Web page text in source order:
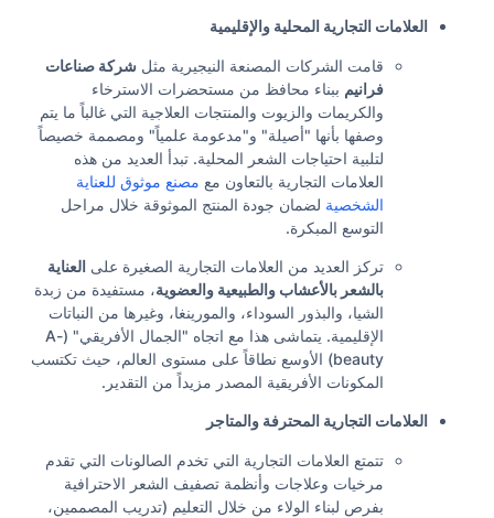
العلامات التجارية المحلية والإقليمية
قامت الشركات المصنعة النيجيرية مثل شركة صناعات
فرانيم ببناء محافظ من مستحضرات الاسترخاء
والكريمات والزيوت والمنتجات العلاجية التي غالباً ما يتم
وصفها بأنها "أصيلة" و"مدعومة علمياً" ومصممة خصيصاً
لتلبية احتياجات الشعر المحلية. تبدأ العديد من هذه
العلامات التجارية بالتعاون مع مصنع موثوق للعناية
الشخصية لضمان جودة المنتج الموثوقة خلال مراحل
التوسع المبكرة.
تركز العديد من العلامات التجارية الصغيرة على العناية
بالشعر بالأعشاب والطبيعية والعضوية، مستفيدة من زبدة
الشيا، والبذور السوداء، والمورينغا، وغيرها من النباتات
الإقليمية. يتماشى هذا مع اتجاه "الجمال الأفريقي" (A-
beauty) الأوسع نطاقاً على مستوى العالم، حيث تكتسب
المكونات الأفريقية المصدر مزيداً من التقدير.
العلامات التجارية المحترفة والمتاجر
تتمتع العلامات التجارية التي تخدم الصالونات التي تقدم
مرخيات وعلاجات وأنظمة تصفيف الشعر الاحترافية
بفرص لبناء الولاء من خلال التعليم (تدريب المصممين،